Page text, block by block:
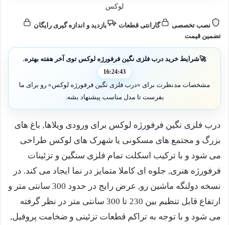
لوکس
نصب تخصصی گارانتی قطعات
بازدید و اندازه گیری رایگان
تضمین قیمت
16:24:41
🚀شرایط خرید درب فلزی نگین فرفورژه لوکس توی آخر هفته بهتره.
مشخصات مدنظرت برای «درب فلزی نگین فرفورژه لوکس» رو برای ما
بفرست تا مدل مناسب پیشنهاد بشه.
درب فلزی نگین فرفورژه لوکس برای ورودی ویلاها, باغ های
بزرگ و مجتمع های مسکونی یا شهرک های لوکس طراحی
می شود و با ترکیب اسکلت تمام فلزی سنگین و تزئینات
فرفورژه هنری, جلوه ای کاملا متمایز در نما ایجاد می کند. در
نسخه دولنگه ماشین رو, عرض رایج در حدود 300 سانتی متر و
ارتفاع قابل تنظیم بین 230 تا 300 سانتی متر در نظر گرفته
می شود و با توجه به تراکم قطعات تزئینی و ضخامت پروفیل,